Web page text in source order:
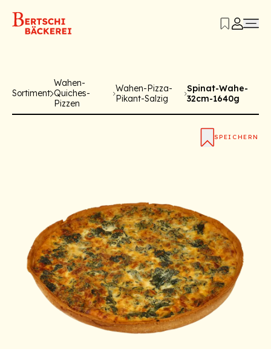
Sortiment
Wahen-
Quiches-
Pizzen
Wahen-Pizza-
Pikant-Salzig
Spinat-Wahe-
32cm-1640g
SPEICHERN